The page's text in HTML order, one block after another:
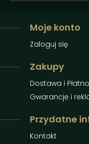
Moje konto
Zaloguj się
Zakupy
Dostawa i
Gwarancje i
Przydatne
Kontakt